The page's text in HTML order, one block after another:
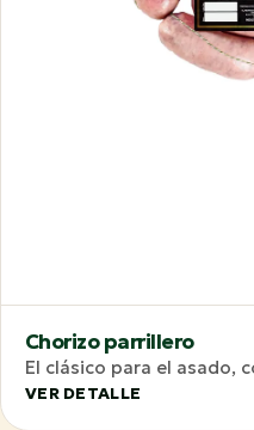
Chorizo parrillero
El clásico para el asado,
VER DETALLE